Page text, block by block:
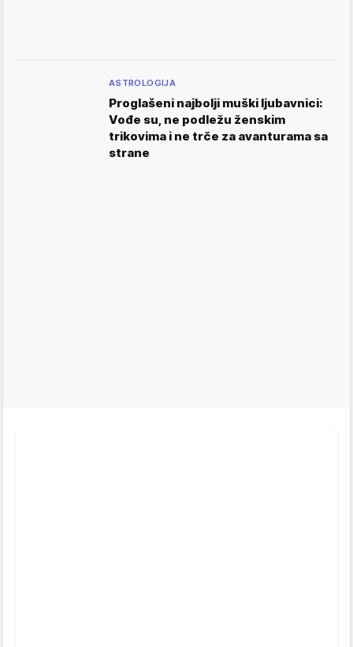
ASTROLOGIJA
Proglašeni najbolji muški ljubavnici:
Vođe su, ne podležu ženskim
trikovima i ne trče za avanturama sa
strane